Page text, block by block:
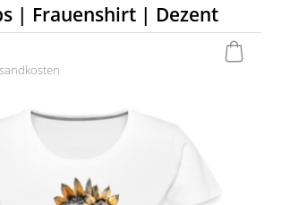
| Frauenshirt | Dezent